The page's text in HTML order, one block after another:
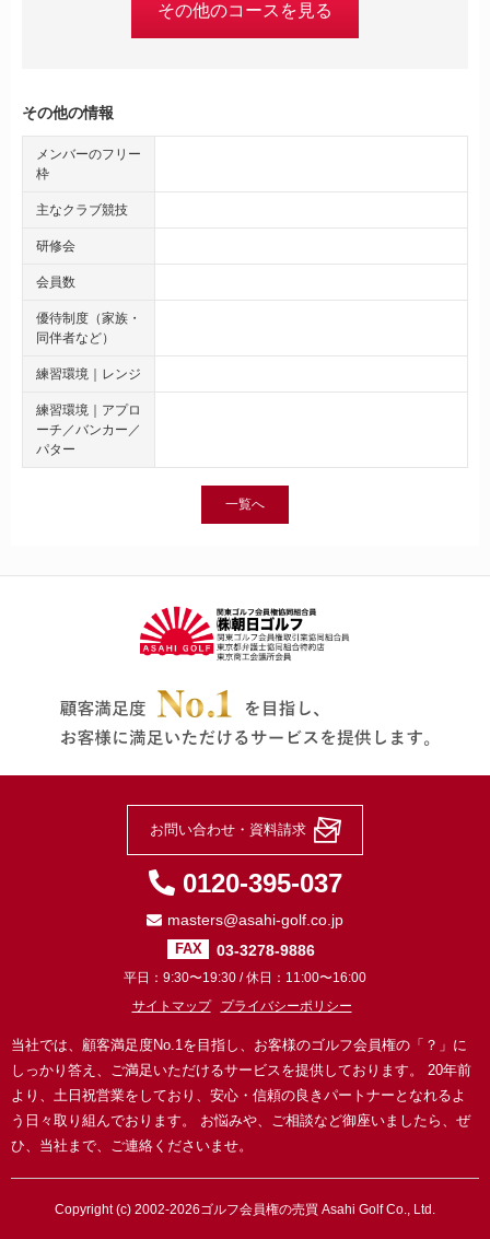
その他のコースを見る
その他の情報
メンバーのフリー
枠
主なクラブ競技
研修会
会員数
優待制度（家族・
同伴者など）
練習環境｜レンジ
練習環境｜アプロ
ーチ／バンカー／
パター
一覧へ
当社では、顧客満足度No.1を目指し、お客様のゴルフ会員権の「？」に
しっかり答え、ご満足いただけるサービスを提供しております。
20年前
より、土日祝営業をしており、安心・信頼の良きパートナーとなれるよ
う日々取り組んでおります。
お悩みや、ご相談など御座いましたら、ぜ
ひ、当社まで、ご連絡くださいませ。
お問い合わせ・資料請求
0120-395-037
masters@asahi-golf.co.jp
FAX 03-3278-9886
平日：9:30〜19:30 / 休日：11:00〜16:00
サイトマップ
プライバシーポリシー
Copyright (c) 2002-2026ゴルフ会員権の売買 Asahi Golf Co., Ltd.